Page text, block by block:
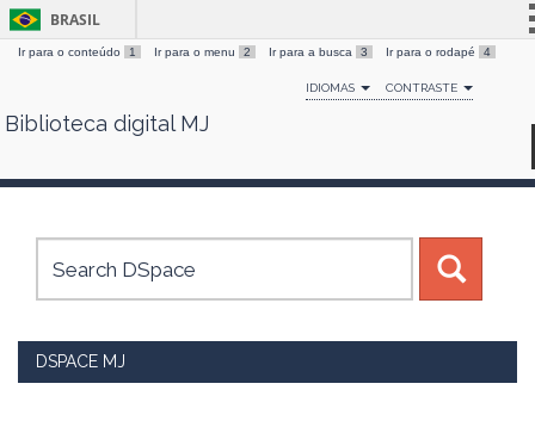
Skip
BRASIL
Simplifique!
Comunica BR
Canais
Ir para o conteúdo 1 Ir para o menu 2 Ir para a busca 3 Ir para o rodapé 4
IDIOMAS CONTRASTE
Biblioteca digital MJ
DSPACE MJ